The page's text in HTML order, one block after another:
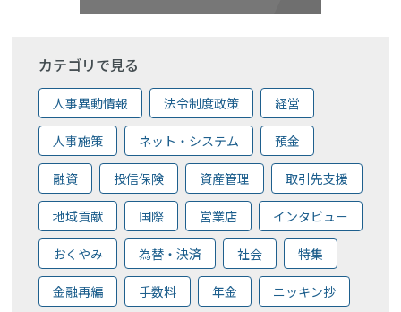
カテゴリで見る
人事異動情報 法令制度政策 経営
人事施策 ネット・システム 預金
融資 投信保険 資産管理 取引先支援
地域貢献 国際 営業店 インタビュー
おくやみ 為替・決済 社会 特集
金融再編 手数料 年金 ニッキン抄